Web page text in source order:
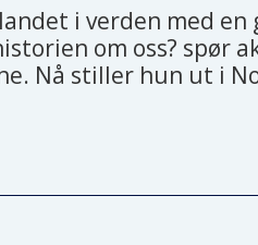
i verden med
om oss? spør
Nå stiller hun ut i